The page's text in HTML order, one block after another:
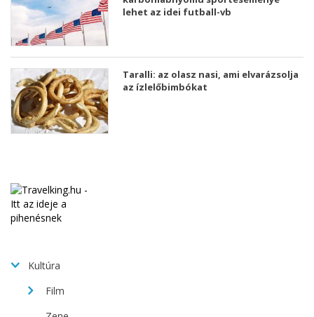
lehet az idei futball-vb
Taralli: az olasz nasi, ami elvarázsolja
az ízlelőbimbókat
Kultúra
Film